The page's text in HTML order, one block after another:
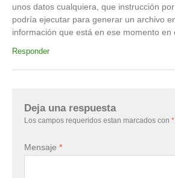
unos datos cualquiera, que instrucción
podría ejecutar para generar un archivo
información que está en ese momento en
Responder
Deja una respuesta
Los campos requeridos estan marcados con *
Mensaje *